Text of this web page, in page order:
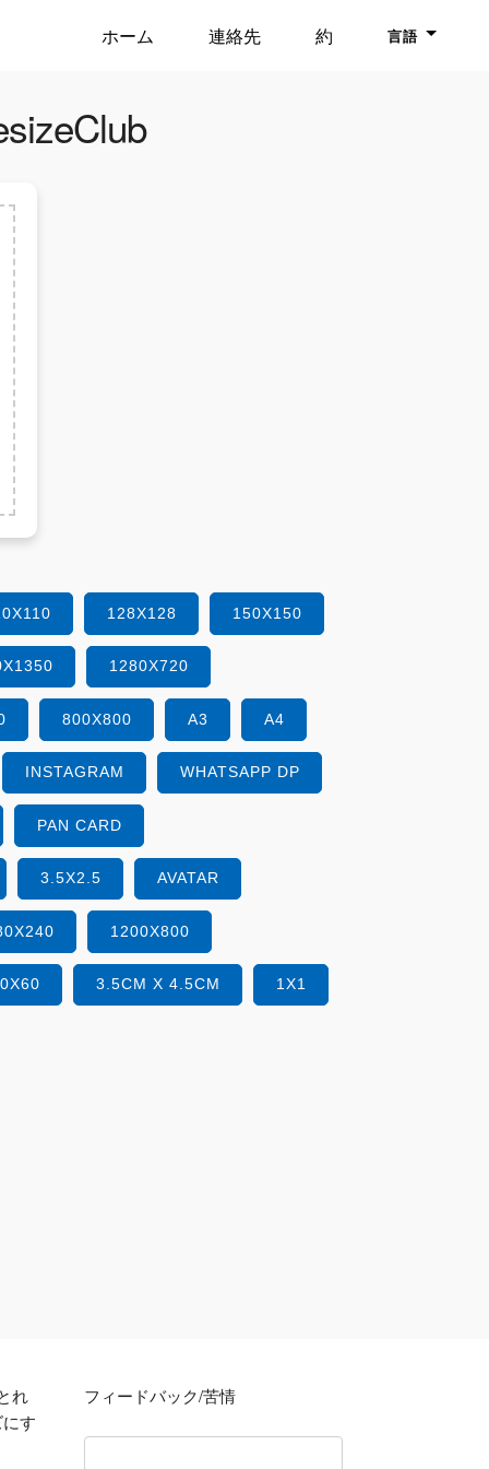
ホーム 連絡先 約 言語
128X128 150X150
1280X720
800X800 A3 A4
INSTAGRAM WHATSAPP DP
PAN CARD
3.5X2.5 AVATAR
1200X800
3.5CM X 4.5CM 1X1
れ
す
フィードバック/苦情